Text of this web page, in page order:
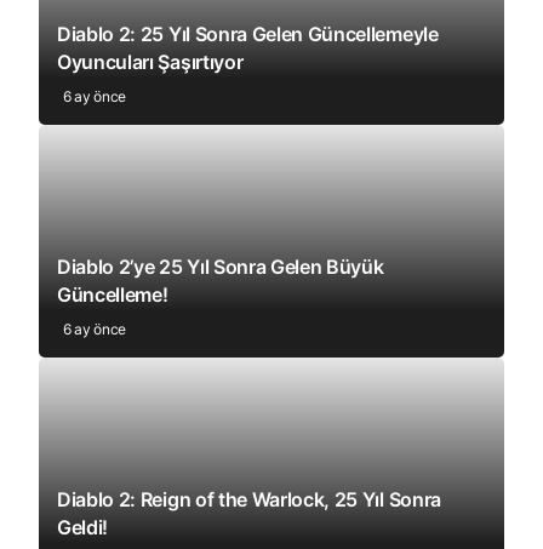
Diablo 2: 25 Yıl Sonra Gelen Güncellemeyle
Oyuncuları Şaşırtıyor
6 ay önce
Diablo 2’ye 25 Yıl Sonra Gelen Büyük
Güncelleme!
6 ay önce
Diablo 2: Reign of the Warlock, 25 Yıl Sonra
Geldi!